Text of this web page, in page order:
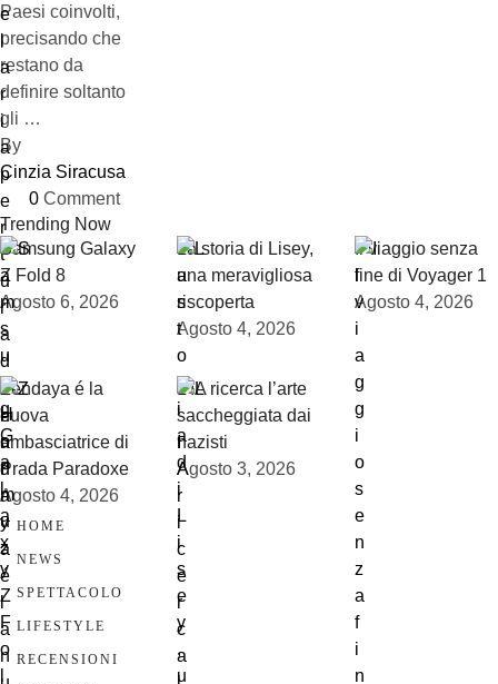
Paesi coinvolti,
precisando che
restano da
definire soltanto
gli …
By
Cinzia Siracusa
0 Comment
Trending Now
Samsung Galaxy
Z Fold 8
Agosto 6, 2026
La storia di Lisey,
una meravigliosa
riscoperta
Agosto 4, 2026
Il viaggio senza
fine di Voyager 1
Agosto 4, 2026
Zendaya é la
nuova
ambasciatrice di
Prada Paradoxe
Agosto 4, 2026
L’IA ricerca l’arte
saccheggiata dai
nazisti
Agosto 3, 2026
HOME
NEWS
SPETTACOLO
LIFESTYLE
RECENSIONI